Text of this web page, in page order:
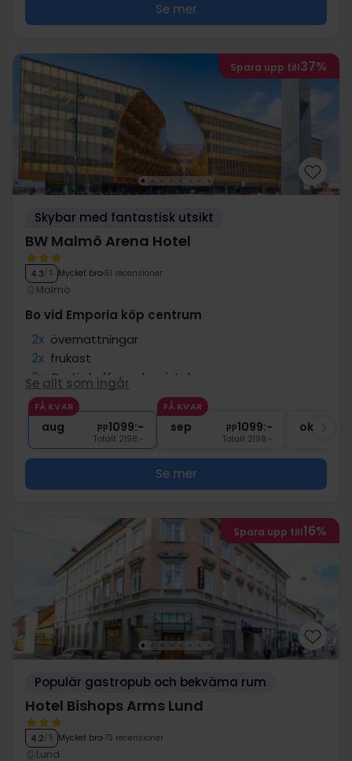
Se mer
Spara upp till37%
Skybar med fantastisk utsikt
BW Malmö Arena Hotel
4.3/ 5 Mycket bra 51 recensioner
Malmö
Bo vid Emporia köp centrum
2x övernattningar
2x frukost
2x Gratis kaffe under vistelsen
2x Centralt läge
1x Tillgång till bastu
Se allt som ingår
FÅ KVAR
aug pp1099:-
Totalt 2198:-
FÅ KVAR
sep pp1099:-
Totalt 2198:-
okt
Se mer
Spara upp till16%
Populär gastropub och bekväma rum
Hotel Bishops Arms Lund
4.2/ 5 Mycket bra 73 recensioner
Lund